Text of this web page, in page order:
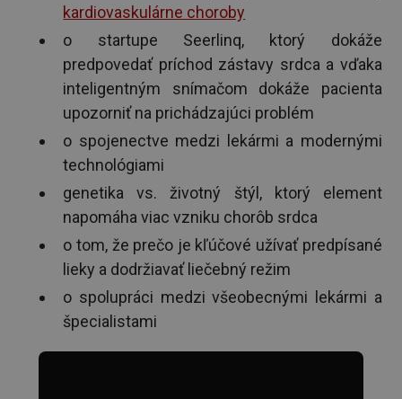
kardiovaskulárne choroby
o startupe Seerlinq, ktorý dokáže
predpovedať príchod zástavy srdca a vďaka
inteligentným snímačom dokáže pacienta
upozorniť na prichádzajúci problém
o spojenectve medzi lekármi a modernými
technológiami
genetika vs. životný štýl, ktorý element
napomáha viac vzniku chorôb srdca
o tom, že prečo je kľúčové užívať predpísané
lieky a dodržiavať liečebný režim
o spolupráci medzi všeobecnými lekármi a
špecialistami